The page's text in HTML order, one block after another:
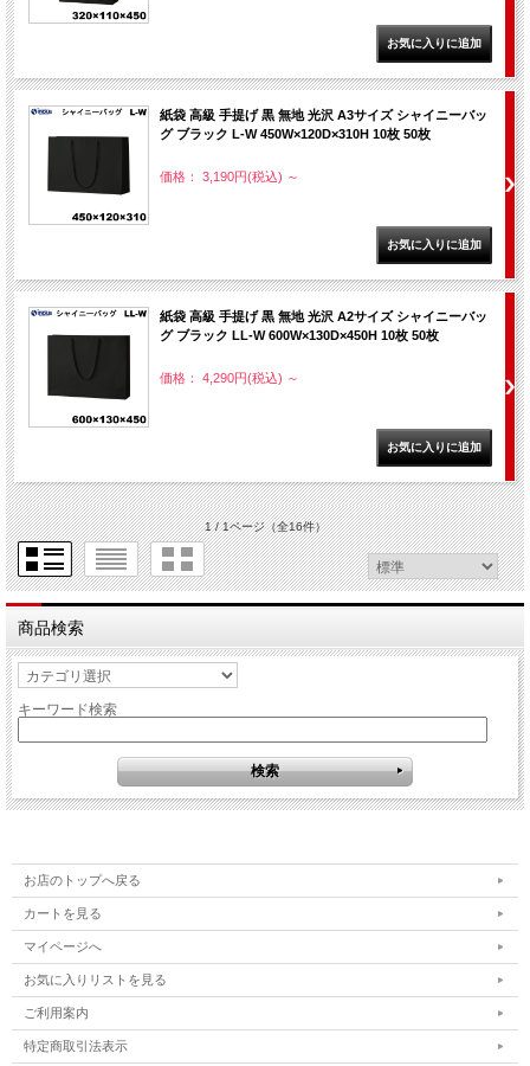
紙袋 高級 手提げ 黒 無地 光沢 A3サイズ シャイニーバッ
グ ブラック L-W 450W×120D×310H 10枚 50枚
価格： 3,190円(税込) ～
紙袋 高級 手提げ 黒 無地 光沢 A2サイズ シャイニーバッ
グ ブラック LL-W 600W×130D×450H 10枚 50枚
価格： 4,290円(税込) ～
1 / 1ページ（全16件）
商品検索
キーワード検索
お店のトップへ戻る
カートを見る
マイページへ
お気に入りリストを見る
ご利用案内
特定商取引法表示